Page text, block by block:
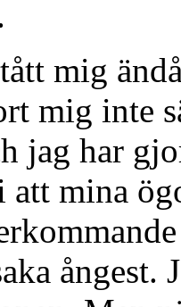
mig
mig inte
jag har
mina
ångest.